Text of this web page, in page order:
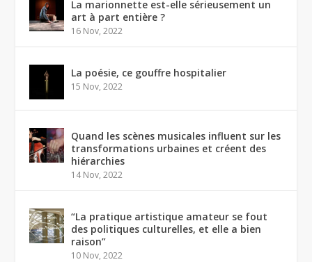
La marionnette est-elle sérieusement un
art à part entière ?
16 Nov, 2022
La poésie, ce gouffre hospitalier
15 Nov, 2022
Quand les scènes musicales influent sur les
transformations urbaines et créent des
hiérarchies
14 Nov, 2022
“La pratique artistique amateur se fout
des politiques culturelles, et elle a bien
raison”
10 Nov, 2022